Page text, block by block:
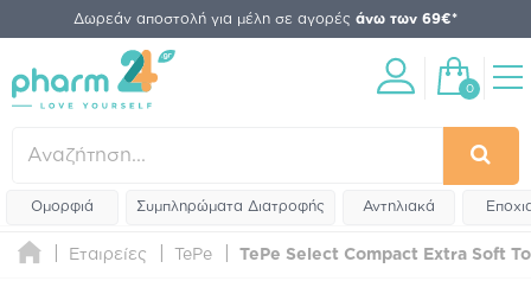
Δωρεάν αποστολή για μέλη σε αγορές άνω των 69€*
0
Ομορφιά Συμπληρώματα Διατροφής Αντηλιακά
Εταιρείες TePe TePe Select Compact Extra Soft